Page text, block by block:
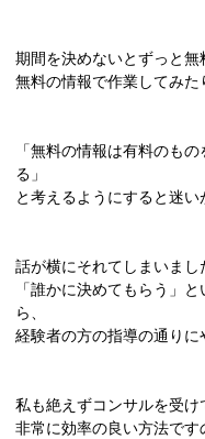
期間を決めないとずっと無
無料の情報で作業してみた
「無料の情報は有料のも
る」
と考えるようにすると迷い
話が横にそれてしまいまし
「誰かに決めてもらう」
ら、
経験者の方の指導の通りに
私も絶えずコンサルを受け
非常に効率の良い方法です